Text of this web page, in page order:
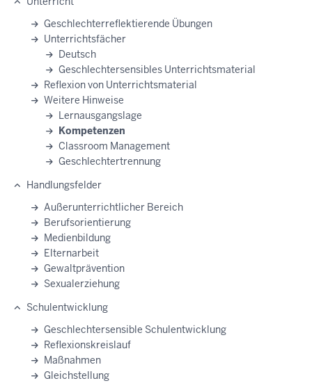
Geschlechterreflektierende Übungen
Unterrichtsfächer
Deutsch
Geschlechtersensibles Unterrichtsmaterial
Reflexion von Unterrichtsmaterial
Weitere Hinweise
Lernausgangslage
Kompetenzen
Classroom Management
Geschlechtertrennung
Handlungsfelder
Außerunterrichtlicher Bereich
Berufsorientierung
Medienbildung
Elternarbeit
Gewaltprävention
Sexualerziehung
Schulentwicklung
Geschlechtersensible Schulentwicklung
Reflexionskreislauf
Maßnahmen
Gleichstellung